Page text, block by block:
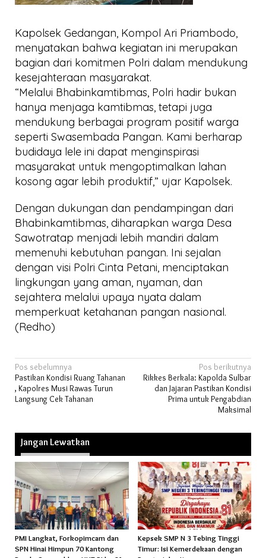
Kapolsek Gedangan, Kompol Ari Priambodo,
menyatakan bahwa kegiatan ini merupakan
bagian dari komitmen Polri dalam mendukung
kesejahteraan masyarakat.
“Melalui Bhabinkamtibmas, Polri hadir bukan
hanya menjaga kamtibmas, tetapi juga
mendukung berbagai program positif warga
seperti Swasembada Pangan. Kami berharap
budidaya lele ini dapat menginspirasi
masyarakat untuk mengoptimalkan lahan
kosong agar lebih produktif,” ujar Kapolsek.
Dengan dukungan dan pendampingan dari
Bhabinkamtibmas, diharapkan warga Desa
Sawotratap menjadi lebih mandiri dalam
memenuhi kebutuhan pangan. Ini sejalan
dengan visi Polri Cinta Petani, menciptakan
lingkungan yang aman, nyaman, dan
sejahtera melalui upaya nyata dalam
memperkuat ketahanan pangan nasional.
(Redho)
Navigasi
pos
Pos sebelumnya
Pastikan Kondisi Ruang Tahanan
, Kapolres Musi Rawas Turun
Langsung Cek Tahanan
Pos berikutnya
Rikkes Berkala: Kapolda Sulbar
dan Jajaran Pastikan Kondisi
Prima untuk Pengabdian
Maksimal
Jangan Lewatkan
PMI Langkat, Forkopimcam dan
SPN Hinai Himpun 70 Kantong
Kepsek SMP N 3 Tebing Tinggi
Timur: Isi Kemerdekaan dengan